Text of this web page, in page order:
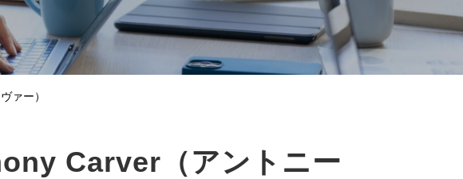
ァー）
Carver（アントニー